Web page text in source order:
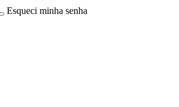
Esqueci minha senha